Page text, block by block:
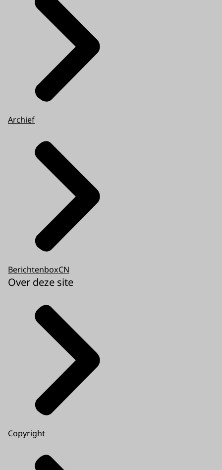
Archief
BerichtenboxCN
Over deze site
Copyright